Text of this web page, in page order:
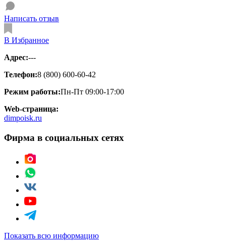
Написать отзыв
В Избранное
Адрес:---
Телефон:8 (800) 600-60-42
Режим работы:Пн-Пт 09:00-17:00
Web-страница:
dimpoisk.ru
Фирма в социальных сетях
Показать всю информацию